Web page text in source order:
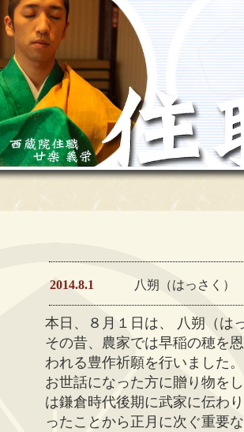
2014.8.1 八朔（はっさく）
本日、８月１日は、 八朔（は
その昔、農家では早稲の穂を
われる豊作祈願を行いました。
お世話になった方に贈り物を
は鎌倉時代後期に武家に伝わ
ったことから正月に次ぐ重要